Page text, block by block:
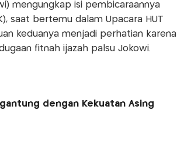
mengungkap isi pembicaraannya
saat bertemu dalam Upacara HUT
keduanya menjadi perhatian karena
fitnah ijazah palsu Jokowi.
dengan Kekuatan Asing